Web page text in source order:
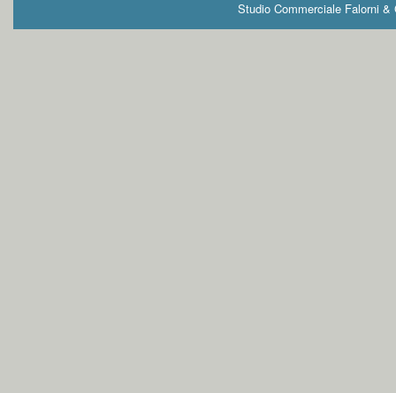
Studio Commerciale Falorni